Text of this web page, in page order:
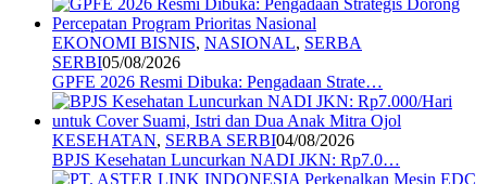
EKONOMI BISNIS, NASIONAL, SERBA
SERBI05/08/2026
GPFE 2026 Resmi Dibuka: Pengadaan Strate…
KESEHATAN, SERBA SERBI04/08/2026
BPJS Kesehatan Luncurkan NADI JKN: Rp7.0…